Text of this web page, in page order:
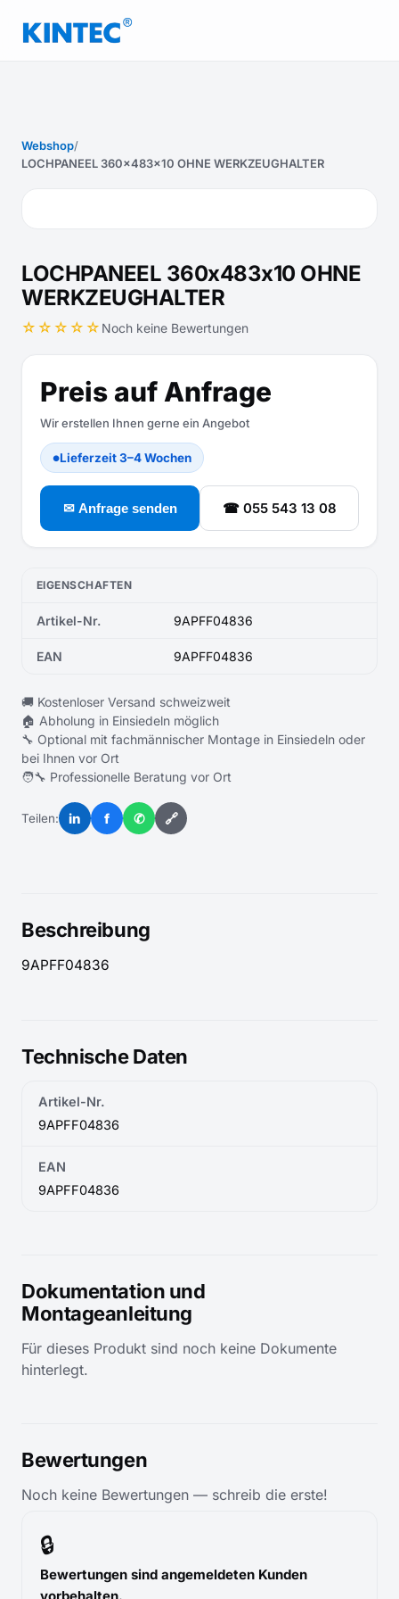
Webshop/
LOCHPANEEL 360x483x10 OHNE WERKZEUGHALTER
LOCHPANEEL 360x483x10 OHNE
WERKZEUGHALTER
☆☆☆☆☆ Noch keine Bewertungen
Preis auf Anfrage
Wir erstellen Ihnen gerne ein Angebot
●Lieferzeit 3–4 Wochen
✉ Anfrage senden ☎ 055 543 13 08
EIGENSCHAFTEN
Artikel-Nr. 9APFF04836
EAN 9APFF04836
🚚 Kostenloser Versand schweizweit
🏠 Abholung in Einsiedeln möglich
🔧 Optional mit fachmännischer Montage in Einsiedeln oder
bei Ihnen vor Ort
🧑‍🔧 Professionelle Beratung vor Ort
Teilen: in f ✆ 🔗
Beschreibung
9APFF04836
Technische Daten
Artikel-Nr.
9APFF04836
EAN
9APFF04836
Dokumentation und
Montageanleitung
Für dieses Produkt sind noch keine Dokumente
hinterlegt.
Bewertungen
Noch keine Bewertungen — schreib die erste!
🔒
Bewertungen sind angemeldeten Kunden